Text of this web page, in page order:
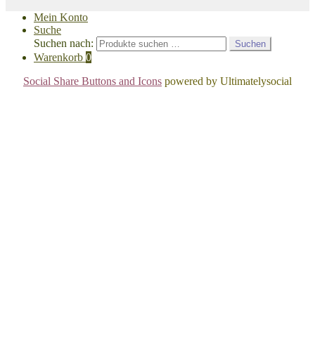
Mein Konto
Suche
Suchen nach:
Suchen
Warenkorb 0
Social Share Buttons and Icons powered by Ultimatelysocial